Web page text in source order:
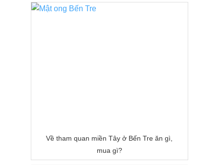
Về tham quan miền Tây ở Bến Tre ăn gì,
mua gì?